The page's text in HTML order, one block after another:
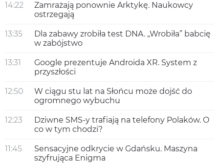
14:22
Zamrażają ponownie Arktykę. Naukowcy
ostrzegają
13:35
Dla zabawy zrobiła test DNA. „Wrobiła” babcię
w zabójstwo
13:31
Google prezentuje Androida XR. System z
przyszłości
12:50
W ciągu stu lat na Słońcu może dojść do
ogromnego wybuchu
12:23
Dziwne SMS-y trafiają na telefony Polaków. O
co w tym chodzi?
11:45
Sensacyjne odkrycie w Gdańsku. Maszyna
szyfrująca Enigma